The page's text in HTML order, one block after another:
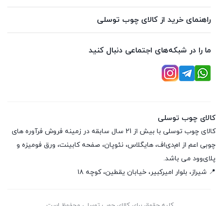
راهنمای خرید از کالای چوب توسلی
ما را در شبکه‌های اجتماعی دنبال کنید
کالای چوب توسلی
کالای چوب توسلی با بیش از 21 سال سابقه در زمینه فروش فرآوره های
چوبی اعم از ام‌دی‌اف، هایگلاس، نئوپان، صفحه کابینت، ورق فومیزه و
پلای‌وود می باشد.
📍 شیراز، بلوار امیرکبیر، خیابان یقطین، کوچه ۱۸